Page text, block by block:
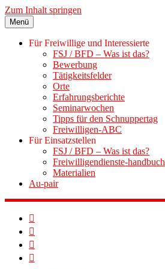
Zum Inhalt springen
Menü
Für Freiwillige und Interessierte
FSJ / BFD – Was ist das?
Bewerbung
Tätigkeitsfelder
Orte
Erfahrungsberichte
Seminarwochen
Tipps für den Schnuppertag
Freiwilligen-ABC
Für Einsatzstellen
FSJ / BFD – Was ist das?
Freiwilligendienste-handbuch
Materialien
Au-pair